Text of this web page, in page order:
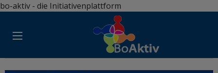
bo-aktiv - die Initiativenplattform